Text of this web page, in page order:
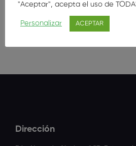
Dirección
"Aceptar", acepta el uso de
Personalizar ACEPTAR